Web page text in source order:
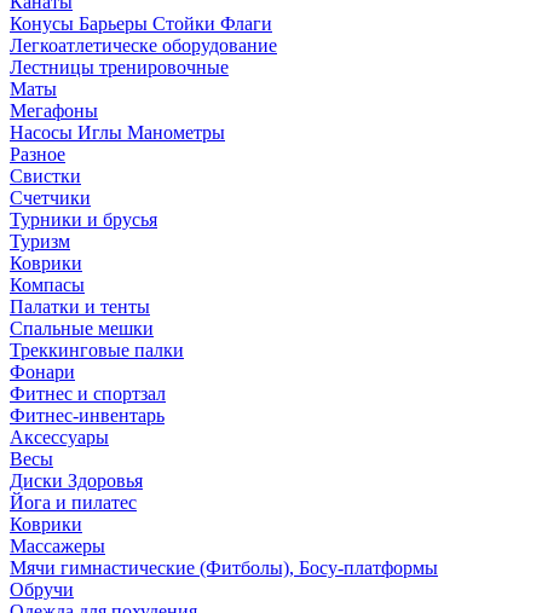
Конусы Барьеры Стойки Флаги
Легкоатлетическе оборудование
Лестницы тренировочные
Маты
Мегафоны
Насосы Иглы Манометры
Разное
Свистки
Счетчики
Турники и брусья
Туризм
Коврики
Компасы
Палатки и тенты
Спальные мешки
Треккинговые палки
Фонари
Фитнес и спортзал
Фитнес-инвентарь
Аксессуары
Весы
Диски Здоровья
Йога и пилатес
Коврики
Массажеры
Мячи гимнастические (Фитболы), Босу-платформы
Обручи